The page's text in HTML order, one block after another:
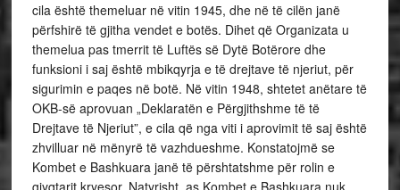
cila është themeluar në vitin 1945, dhe në të cilën janë
përfshirë të gjitha vendet e botës. Dihet që Organizata u
themelua pas tmerrit të Luftës së Dytë Botërore dhe
funksioni i saj është mbikqyrja e të drejtave të njeriut, për
sigurimin e paqes në botë. Në vitin 1948, shtetet anëtare të
OKB-së aprovuan „Deklaratën e Përgjithshme të të
Drejtave të Njeriut”, e cila që nga viti i aprovimit të saj është
zhvilluar në mënyrë të vazhdueshme. Konstatojmë se
Kombet e Bashkuara janë të përshtatshme për rolin e
gjyqtarit kryesor. Natyrisht, as Kombet e Bashkuara nuk